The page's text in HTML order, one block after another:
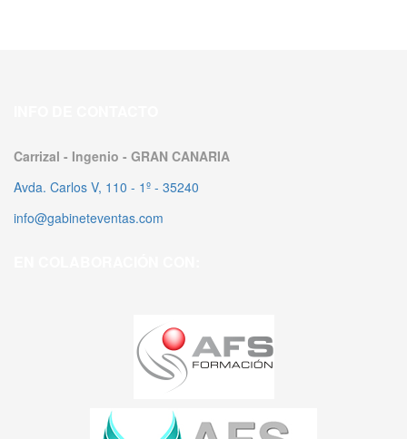
Carrizal - Ingenio - GRAN CANARIA
Avda. Carlos V, 110 - 1º - 35240
info@gabineteventas.com